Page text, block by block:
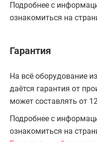
Подробнее с
ознакомиться на
Гарантия
На всё оборудование
даётся гарантия от
может составлять от
Подробнее с
ознакомиться на